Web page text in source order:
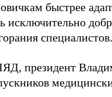
быстрее
исключительно
специалистов.
президент